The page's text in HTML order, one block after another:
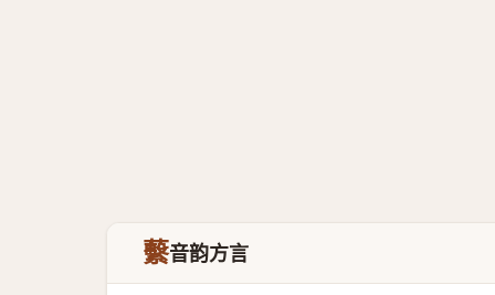
蘻音韵方言